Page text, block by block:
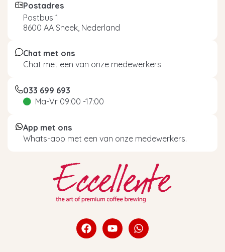
Postadres
Postbus 1
8600 AA Sneek, Nederland
Chat met ons
Chat met een van onze medewerkers
033 699 693
Ma-Vr 09:00 -17:00
App met ons
Whats-app met een van onze medewerkers.